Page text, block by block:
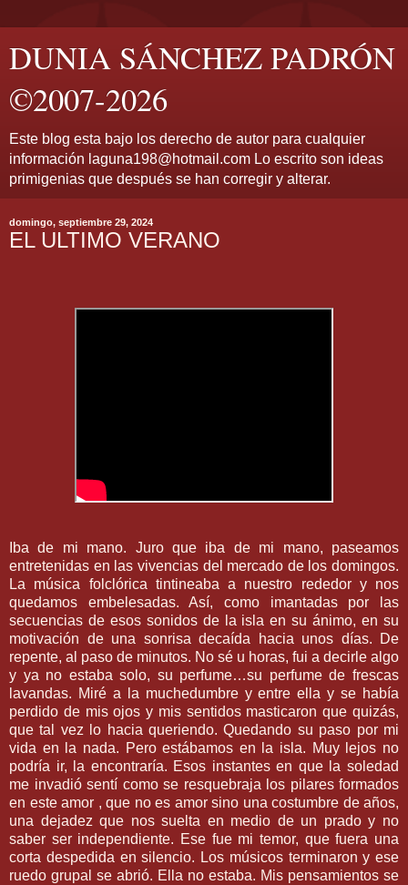
DUNIA SÁNCHEZ PADRÓN
©2007-2026
Este blog esta bajo los derecho de autor para cualquier
información laguna198@hotmail.com Lo escrito son ideas
primigenias que después se han corregir y alterar.
domingo, septiembre 29, 2024
EL ULTIMO VERANO
Iba de mi mano. Juro que iba de mi mano, paseamos
entretenidas en las vivencias del mercado de los domingos.
La música folclórica tintineaba a nuestro rededor y nos
quedamos embelesadas. Así, como imantadas por las
secuencias de esos sonidos de la isla en su ánimo, en su
motivación de una sonrisa decaída hacia unos días. De
repente, al paso de minutos. No sé u horas, fui a decirle algo
y ya no estaba solo, su perfume…su perfume de frescas
lavandas. Miré a la muchedumbre y entre ella y se había
perdido de mis ojos y mis sentidos masticaron que quizás,
que tal vez lo hacia queriendo. Quedando su paso por mi
vida en la nada. Pero estábamos en la isla. Muy lejos no
podría ir, la encontraría. Esos instantes en que la soledad
me invadió sentí como se resquebraja los pilares formados
en este amor , que no es amor sino una costumbre de años,
una dejadez que nos suelta en medio de un prado y no
saber ser independiente. Ese fue mi temor, que fuera una
corta despedida en silencio. Los músicos terminaron y ese
ruedo grupal se abrió. Ella no estaba. Mis pensamientos se